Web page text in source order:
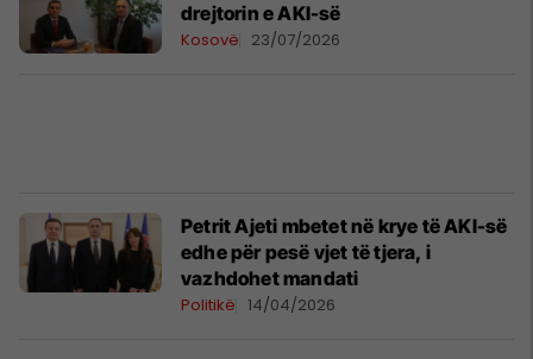
drejtorin e AKI-së
Kosovë 23/07/2026
Petrit Ajeti mbetet në krye të AKI-së
edhe për pesë vjet të tjera, i
vazhdohet mandati
Politikë 14/04/2026